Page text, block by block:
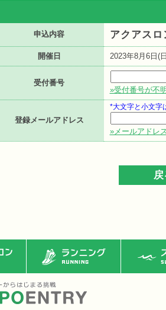
申込内容 アクアス
開催日 2023年8月6日(
受付番号
»受付番号が不
登録メールアドレス
*大文字と小文字
»メールアドレ
ランニング ス